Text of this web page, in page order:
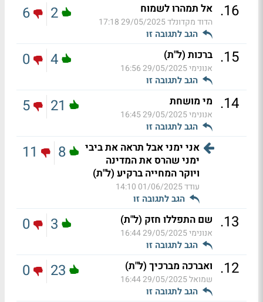
16
. אל תמהרו לשמוח
הדוד מקדונלד29/05/2025 17:18
הגב לתגובה זו
2
6
15
. ברכות (ל"ת)
אנונימי29/05/2025 16:56
הגב לתגובה זו
4
0
14
. מי מושחת
אנונימי29/05/2025 16:45
הגב לתגובה זו
21
5
אני ימני אבל תראה את ביבי
ימני שהרס את המדינה
ויוקר המחייה ברקיע (ל"ת)
עודד01/06/2025 14:10
הגב לתגובה זו
8
11
13
. שם התפללו חזק (ל"ת)
אנונימי29/05/2025 16:44
הגב לתגובה זו
3
0
12
. ואברכה מברכיך (ל"ת)
שמואל29/05/2025 16:44
הגב לתגובה זו
23
0